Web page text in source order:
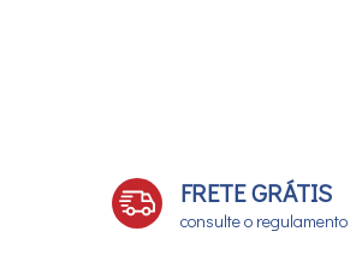
FRETE GRÁTIS
consulte o regulamento